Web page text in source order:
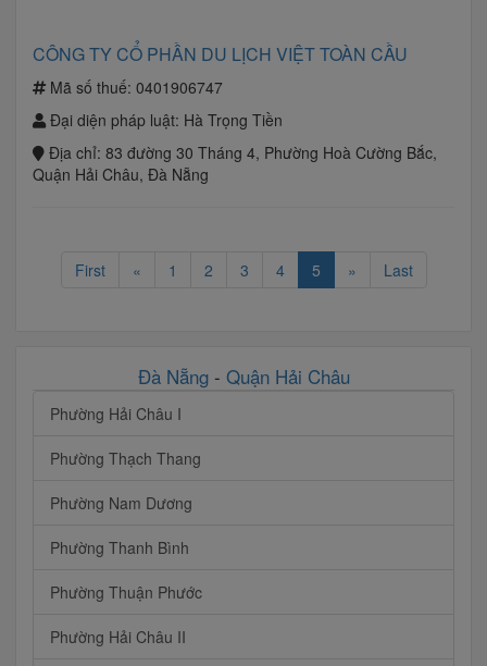
CÔNG TY CỔ PHẦN DU LỊCH VIỆT TOÀN CẦU
Mã số thuế: 0401906747
Đại diện pháp luật: Hà Trọng Tiền
Địa chỉ: 83 đường 30 Tháng 4, Phường Hoà Cường Bắc,
Quận Hải Châu, Đà Nẵng
First « 1 2 3 4 5 » Last
Đà Nẵng- Quận Hải Châu
Phường Hải Châu I
Phường Thạch Thang
Phường Nam Dương
Phường Thanh Bình
Phường Thuận Phước
Phường Hải Châu II